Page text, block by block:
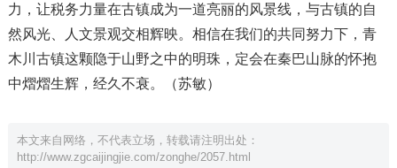
力，让税务力量在古镇成为一道亮丽的风景线，与古镇的自
然风光、人文景观交相辉映。相信在我们的共同努力下，青
木川古镇这颗隐于山野之中的明珠，定会在秦巴山脉的怀抱
中熠熠生辉，经久不衰。（苏敏）
本文来自网络，不代表立场，转载请注明出处：
http://www.zgcaijingjie.com/zonghe/2057.html